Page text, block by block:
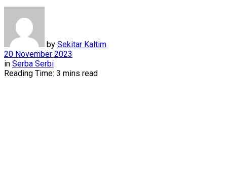
by Sekitar Kaltim
20 November 2023
in Serba Serbi
Reading Time: 3 mins read